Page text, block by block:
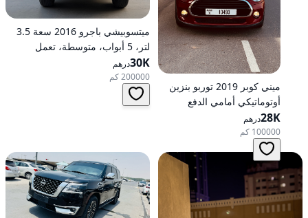
ميني كوبر 2019 توربو بنزين
أوتوماتيكي أمامي الدفع
28Kدرهم
100000 كم
ميتسوبيشي باجرو 2016 سعة 3.5
لتر، 5 أبواب، متوسطة، تعمل
بالبنزين، أوتوماتيكية، دفع رباعي
30Kدرهم
200000 كم